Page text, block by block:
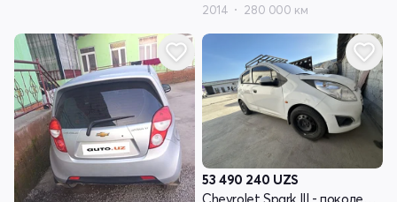
2014 280 000 км
53 490 240 UZS